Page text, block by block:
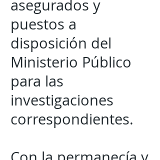
asegurados y
puestos a
disposición del
Ministerio Público
para las
investigaciones
correspondientes.